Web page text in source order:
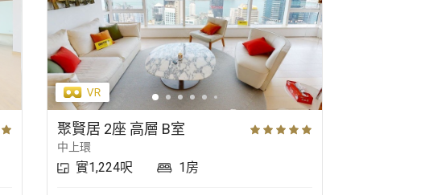
聚賢居 2座 高層 B室
中上環
實1,224呎 1房